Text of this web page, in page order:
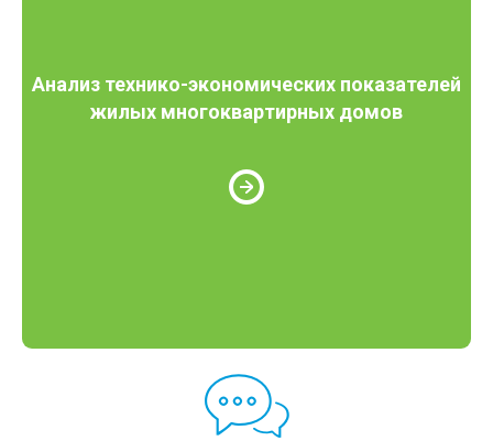
Анализ технико-экономических показателей
жилых многоквартирных домов